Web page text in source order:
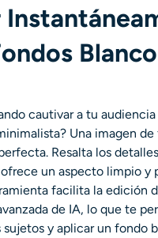
de disparos a la cabeza con IA
fotos de pasaporte
de video
video
de video
de agua de video
cautivar a tu
Una imagen
Resalta los
un aspecto limpio y
facilita la edición
de IA, lo que te
sujetos y aplicar un fondo